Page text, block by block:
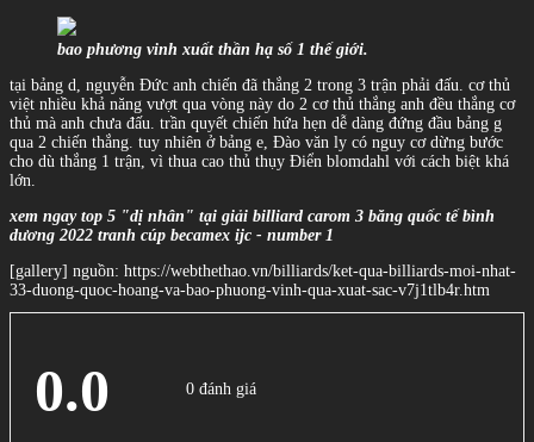
bao phương vinh xuất thần hạ số 1 thế giới.
tại bảng d, nguyễn Đức anh chiến đã thắng 2 trong 3 trận phải đấu. cơ thủ
việt nhiều khả năng vượt qua vòng này do 2 cơ thủ thắng anh đều thắng cơ
thủ mà anh chưa đấu. trần quyết chiến hứa hẹn dễ dàng đứng đầu bảng g
qua 2 chiến thắng. tuy nhiên ở bảng e, Đào văn ly có nguy cơ dừng bước
cho dù thắng 1 trận, vì thua cao thủ thụy Điển blomdahl với cách biệt khá
lớn.
xem ngay top 5 "dị nhân" tại giải billiard carom 3 băng quốc tế bình
dương 2022 tranh cúp becamex ijc - number 1
[gallery] nguồn: https://webthethao.vn/billiards/ket-qua-billiards-moi-nhat-
33-duong-quoc-hoang-va-bao-phuong-vinh-qua-xuat-sac-v7j1tlb4r.htm
0.0 0 đánh giá